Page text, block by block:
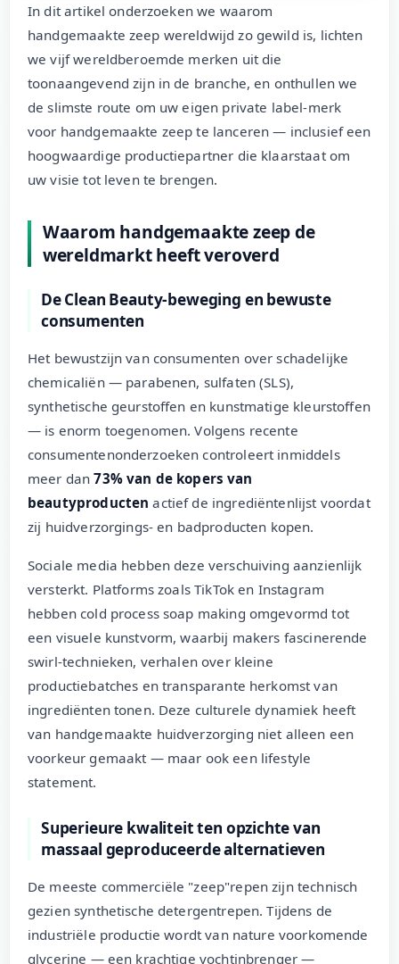
In dit artikel onderzoeken we waarom
handgemaakte zeep wereldwijd zo gewild is, lichten
we vijf wereldberoemde merken uit die
toonaangevend zijn in de branche, en onthullen we
de slimste route om uw eigen private label-merk
voor handgemaakte zeep te lanceren — inclusief een
hoogwaardige productiepartner die klaarstaat om
uw visie tot leven te brengen.
Waarom handgemaakte zeep de
wereldmarkt heeft veroverd
De Clean Beauty-beweging en bewuste
consumenten
Het bewustzijn van consumenten over schadelijke
chemicaliën — parabenen, sulfaten (SLS),
synthetische geurstoffen en kunstmatige kleurstoffen
— is enorm toegenomen. Volgens recente
consumentenonderzoeken controleert inmiddels
meer dan73% van de kopers van
beautyproducten actief de ingrediëntenlijst voordat
zij huidverzorgings- en badproducten kopen.
Sociale media hebben deze verschuiving aanzienlijk
versterkt. Platforms zoals TikTok en Instagram
hebben cold process soap making omgevormd tot
een visuele kunstvorm, waarbij makers fascinerende
swirl-technieken, verhalen over kleine
productiebatches en transparante herkomst van
ingrediënten tonen. Deze culturele dynamiek heeft
van handgemaakte huidverzorging niet alleen een
voorkeur gemaakt — maar ook een lifestyle
statement.
Superieure kwaliteit ten opzichte van
massaal geproduceerde alternatieven
De meeste commerciële "zeep"repen zijn technisch
gezien synthetische detergentrepen. Tijdens de
industriële productie wordt van nature voorkomende
glycerine — een krachtige vochtinbrenger —